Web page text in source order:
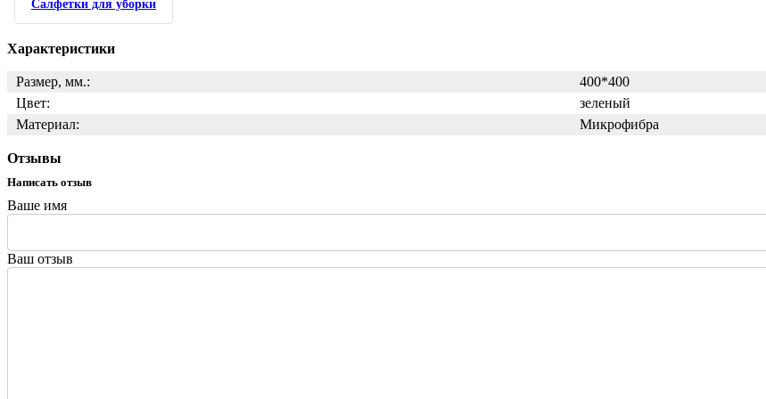
Салфетки для уборки
Характеристики
Размер, мм.:
400*400
Цвет:
зеленый
Материал:
Микрофибра
Отзывы
Написать отзыв
Ваше имя
Ваш отзыв